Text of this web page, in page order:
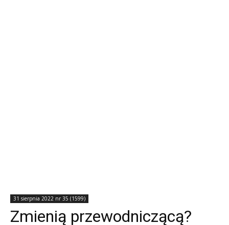
31 sierpnia 2022 nr 35 (1599)
Zmienią przewodniczącą?